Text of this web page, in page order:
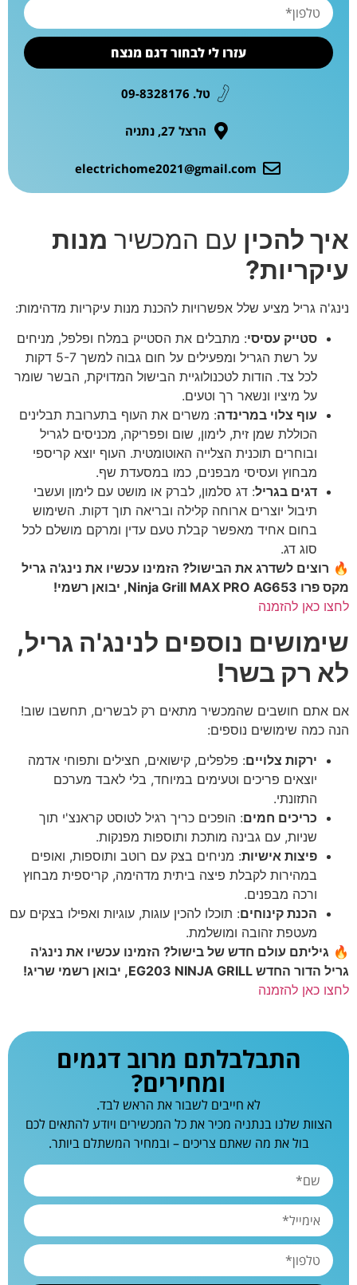
עזרו לי לבחור דגם מנצח
טל. 09-8328176
הרצל 27, נתניה
electrichome2021@gmail.com
איך להכין עם המכשיר מנות
עיקריות?
נינג'ה גריל מציע שלל אפשרויות להכנת מנות עיקריות מדהימות:
סטייק עסיסי: מתבלים את הסטייק במלח ופלפל, מניחים
על רשת הגריל ומפעילים על חום גבוה למשך 5-7 דקות
לכל צד. הודות לטכנולוגיית הבישול המדויקת, הבשר שומר
על מיציו ונשאר רך וטעים.
עוף צלוי במרינדה: משרים את העוף בתערובת תבלינים
הכוללת שמן זית, לימון, שום ופפריקה, מכניסים לגריל
ובוחרים תוכנית הצלייה האוטומטית. העוף יוצא קריספי
מבחוץ ועסיסי מבפנים, כמו במסעדת שף.
דגים בגריל: דג סלמון, לברק או מושט עם לימון ועשבי
תיבול יוצרים ארוחה קלילה ובריאה תוך דקות. השימוש
בחום אחיד מאפשר קבלת טעם עדין ומרקם מושלם לכל
סוג דג.
🔥 רוצים לשדרג את הבישול? הזמינו עכשיו את נינג'ה גריל
מקס פרו Ninja Grill MAX PRO AG653, יבואן רשמי!
לחצו כאן להזמנה
שימושים נוספים לנינג'ה גריל,
לא רק בשר!
אם אתם חושבים שהמכשיר מתאים רק לבשרים, תחשבו שוב!
הנה כמה שימושים נוספים:
ירקות צלויים: פלפלים, קישואים, חצילים ותפוחי אדמה
יוצאים פריכים וטעימים במיוחד, בלי לאבד מערכם
התזונתי.
כריכים חמים: הופכים כריך רגיל לטוסט קראנצ'י תוך
שניות, עם גבינה מותכת ותוספות מפנקות.
פיצות אישיות: מניחים בצק עם רוטב ותוספות, ואופים
במהירות לקבלת פיצה ביתית מדהימה, קריספית מבחוץ
ורכה מבפנים.
הכנת קינוחים: תוכלו להכין עוגות, עוגיות ואפילו בצקים עם
מעטפת זהובה ומושלמת.
🔥 גיליתם עולם חדש של בישול? הזמינו עכשיו את נינג'ה
גריל הדור החדש EG203 NINJA GRILL, יבואן רשמי שריג!
לחצו כאן להזמנה
התבלבלתם מרוב דגמים
ומחירים?
לא חייבים לשבור את הראש לבד.
הצוות שלנו בנתניה מכיר את כל המכשירים ויודע להתאים לכם
בול את מה שאתם צריכים – ובמחיר המשתלם ביותר.